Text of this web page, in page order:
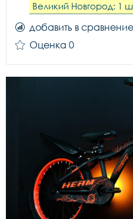
Великий Новгород: 1
добавить в сравнение
Оценка 0